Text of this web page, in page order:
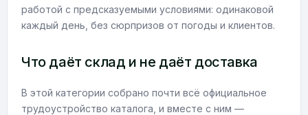
работой с предсказуемыми условиями: одинаковой
каждый день, без сюрпризов от погоды и клиентов.
Что даёт склад и не даёт доставка
В этой категории собрано почти всё официальное
трудоустройство каталога, и вместе с ним —